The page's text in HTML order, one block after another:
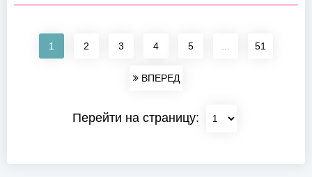
1 2 3 4 5 ... 51
ВПЕРЕД
Перейти на страницу: